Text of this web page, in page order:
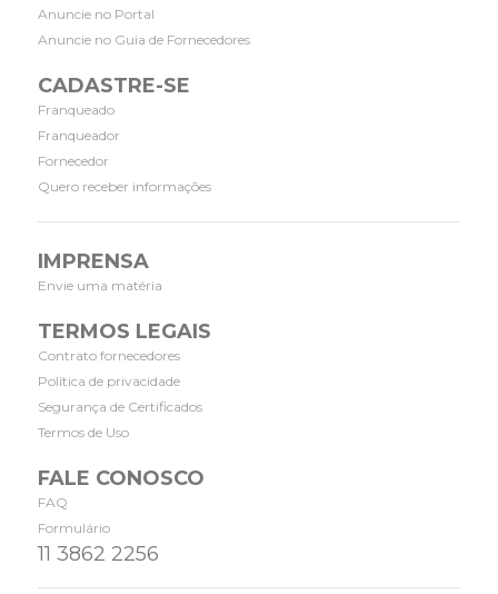
Anuncie no Portal
Anuncie no Guia de Fornecedores
CADASTRE-SE
Franqueado
Franqueador
Fornecedor
Quero receber informações
IMPRENSA
Envie uma matéria
TERMOS LEGAIS
Contrato fornecedores
Política de privacidade
Segurança de Certificados
Termos de Uso
FALE CONOSCO
FAQ
Formulário
11 3862 2256